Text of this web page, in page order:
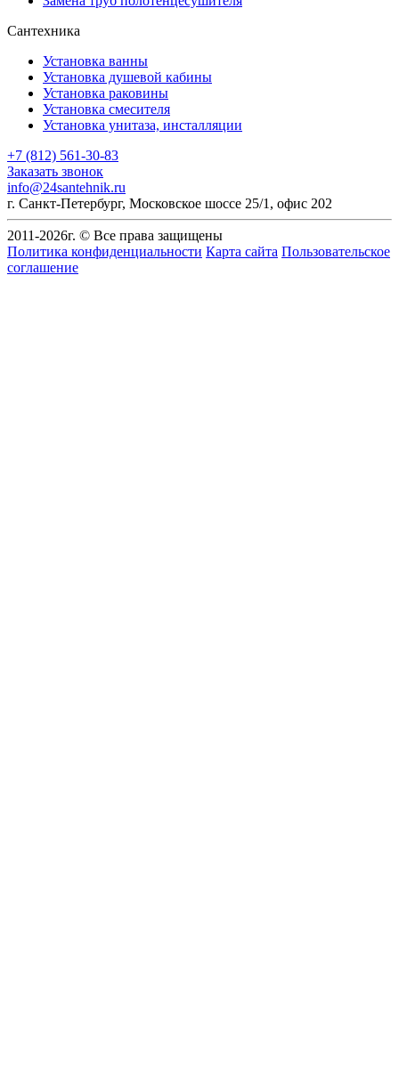
Сантехника
Установка ванны
Установка душевой кабины
Установка раковины
Установка смесителя
Установка унитаза, инсталляции
+7 (812) 561-30-83
Заказать звонок
info@24santehnik.ru
г. Санкт-Петербург, Московское шоссе 25/1, офис 202
2011-2026г. © Все права защищены
Политика конфиденциальности Карта сайта Пользовательское
соглашение